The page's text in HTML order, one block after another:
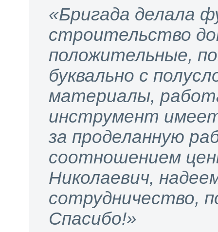
«Бригада делала
строительство
положительные,
буквально с
материалы,
инструмент
за проделанную
соотношением
Николаевич,
сотрудничество,
Спасибо!»